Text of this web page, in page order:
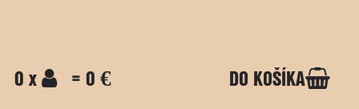
0 x = 0 € DO KOŠÍKA